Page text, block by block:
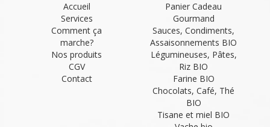
Accueil
Services
Comment ça
marche?
Nos produits
CGV
Contact
Panier Cadeau
Gourmand
Sauces, Condiments,
Assaisonnements BIO
Légumineuses, Pâtes,
Riz BIO
Farine BIO
Chocolats, Café, Thé
BIO
Tisane et miel BIO